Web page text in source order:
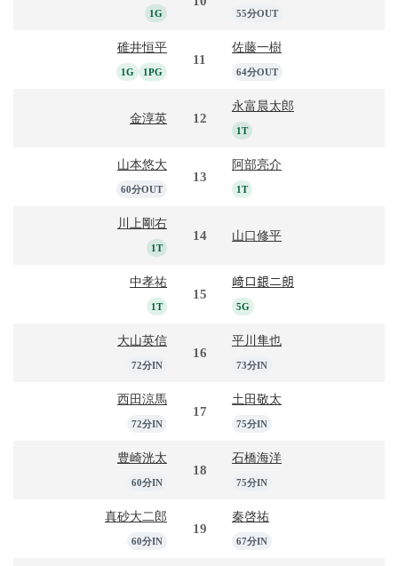
1G 55分OUT
碓井恒平
1G 1PG
11
佐藤一樹
64分OUT
金淳英 12
永富晨太郎
1T
山本悠大
60分OUT
13
阿部亮介
1T
川上剛右
1T
14 山口修平
中孝祐
1T
15
﨑口銀二朗
5G
大山英信
72分IN
16
平川隼也
73分IN
西田涼馬
72分IN
17
土田敬太
75分IN
豊崎洸太
60分IN
18
石橋海洋
75分IN
真砂大二郎
60分IN
19
秦啓祐
67分IN